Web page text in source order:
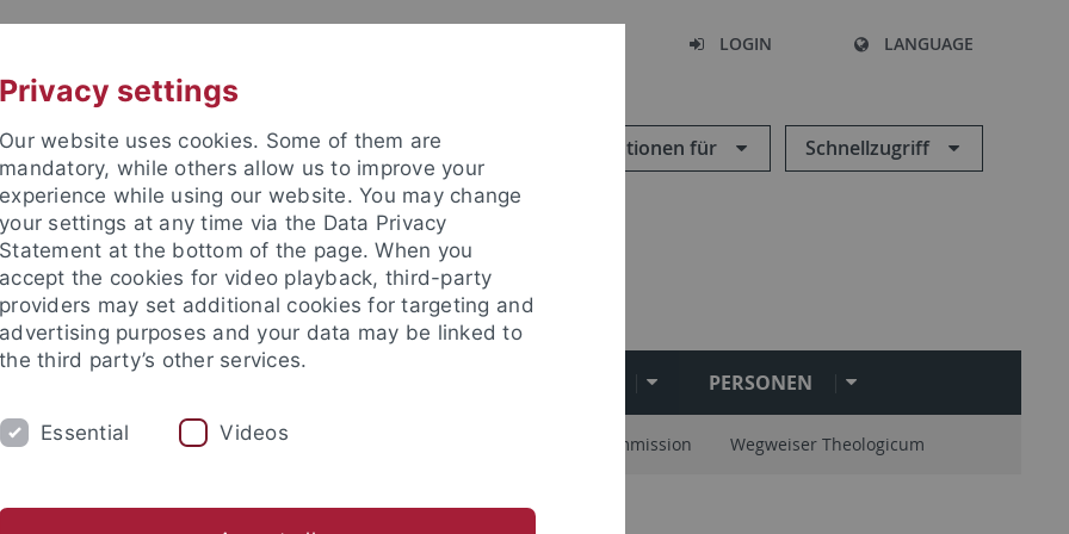
LOGIN LANGUAGE
Informationen für Schnellzugriff
Fakultät
PERSONEN
Bibliothek Lucas-Preis Gleichstellungskommission Wegweiser Theologicum
Fakultät
Privacy settings
Our website uses cookies. Some of them are
mandatory, while others allow us to improve your
experience while using our website. You may change
your settings at any time via the Data Privacy
Statement at the bottom of the page. When you
accept the cookies for video playback, third-party
providers may set additional cookies for targeting and
advertising purposes and your data may be linked to
the third party’s other services.
Essential Videos